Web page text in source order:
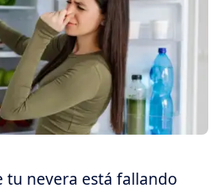
tu nevera está fallando